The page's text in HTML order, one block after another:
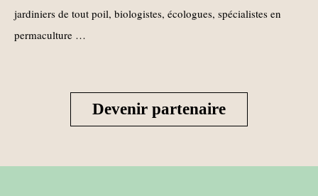
jardiniers de tout poil, biologistes, écologues, spécialistes en
permaculture …
Devenir partenaire